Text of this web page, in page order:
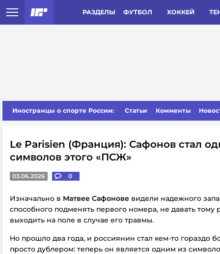
РАЗДЕЛЫ ФУТБОЛ ХОККЕЙ
Иностранцы о спорте России: Статьи Комменты
Le Parisien (Франция): Сафонов стал
символов этого «ПСЖ»
03.06.2026 0
Изначально в Матвее Сафонове видели надежного
способного подменять первого номера, не давать тому
выходить на поле в случае его травмы.
Но прошло два года, и россиянин стал кем-то гораздо
просто дублером: теперь он является одним из